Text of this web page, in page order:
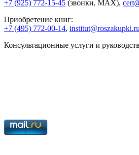
+7 (925) 772-15-45 (звонки, MAX),
Приобретение книг:
+7 (495) 772-00-14, institut@roszakupki.ru
Консультационные услуги и